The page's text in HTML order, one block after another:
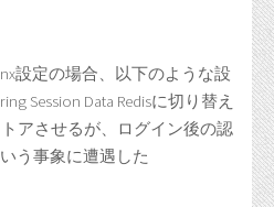
設定の場合、以下のような設
Session Data Redisに切り替え
アさせるが、ログイン後の認
う事象に遭遇した